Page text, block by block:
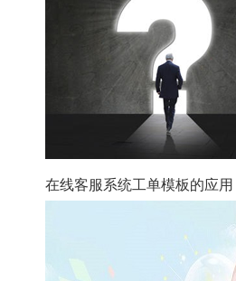
在线客服系统工单模板的应用